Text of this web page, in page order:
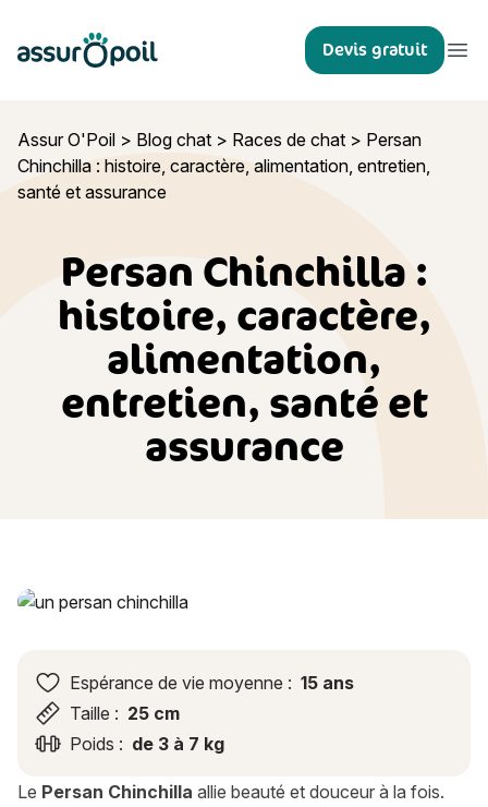
Assur O'Poil Devis gratuit
Assur O'Poil > Blog chat > Races de chat > Persan
Chinchilla : histoire, caractère, alimentation, entretien,
santé et assurance
Persan Chinchilla :
histoire, caractère,
alimentation,
entretien, santé et
assurance
Persan Chinchilla : histoire, caractère, alimentation,
Espérance de vie moyenne : 15 ans
Taille : 25 cm
Poids : de 3 à 7 kg
Le Persan Chinchilla allie beauté et douceur à la fois.